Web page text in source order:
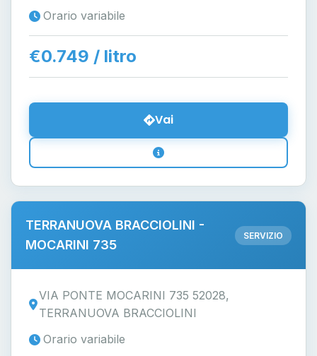
Orario variabile
€0.749 / litro
Vai
TERRANUOVA BRACCIOLINI -
MOCARINI 735
SERVIZIO
VIA PONTE MOCARINI 735 52028,
TERRANUOVA BRACCIOLINI
Orario variabile